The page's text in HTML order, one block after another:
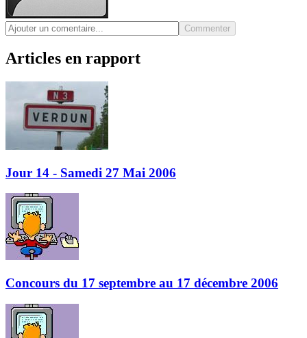
Commenter
Articles en rapport
Jour 14 - Samedi 27 Mai 2006
Concours du 17 septembre au 17 décembre 2006